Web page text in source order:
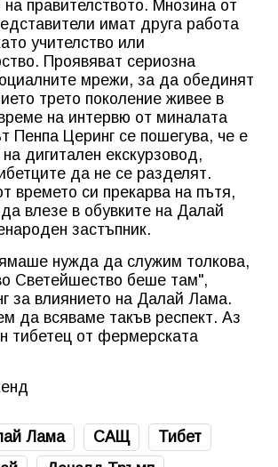
на правителството. Мнозина от
имат друга работа
учителство или
Проявяват сериозна
мрежи, за да обединят
трето поколение живее в
на интервю от миналата
Пенпа Церинг се пошегува, че е
дигитален екскурзовод,
да не се разделят.
времето си прекарва на пътя,
влезе в обувките на Далай
застъпник.
нужда да служим толкова,
Светейшество беше там",
за влиянието на Далай Лама.
да всяваме такъв респект. Аз
тибетец от фермерската
Лама САЩ
Тибет